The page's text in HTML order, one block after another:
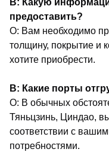
предоставить?
О: Вам необходимо
толщину, покрытие и
хотите приобрести.
В: Какие порты
О: В обычных
Тяньцзинь, Циндао,
соответствии с
потребностями.